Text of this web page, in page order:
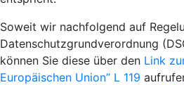
Soweit wir nachfolgend auf
Datenschutzgrundverordnung
können Sie diese über den Link
Europäischen Union” L 119